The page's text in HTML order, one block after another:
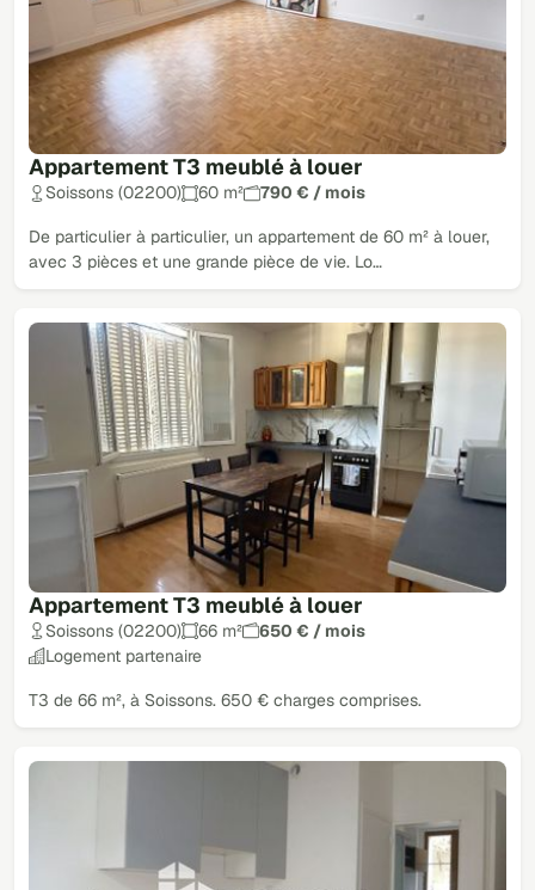
Appartement T3 meublé à louer
Soissons (02200) 60 m² 790 € / mois
De particulier à particulier, un appartement de 60 m² à louer,
avec 3 pièces et une grande pièce de vie. Lo…
Appartement T3 meublé à louer
Soissons (02200) 66 m²
650 € / mois
Logement partenaire
T3 de 66 m², à Soissons. 650 € charges comprises.